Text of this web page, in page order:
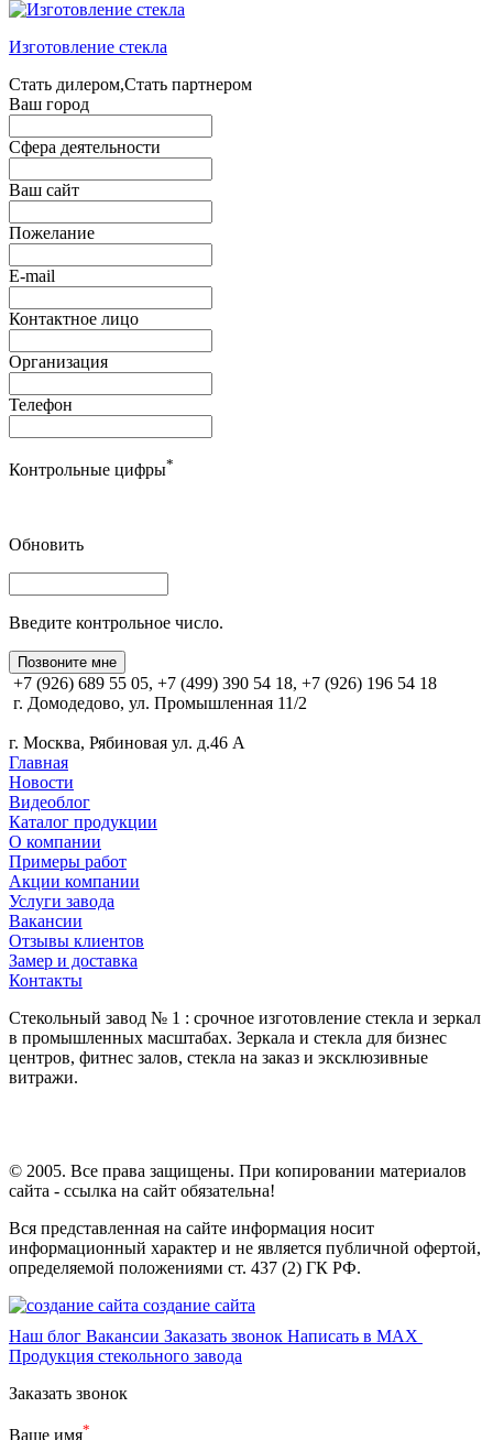
Изготовление стекла
Стать дилером,Стать партнером
Ваш город
Сфера деятельности
Ваш сайт
Пожелание
E-mail
Контактное лицо
Организация
Телефон
Контрольные цифры*
Обновить
Введите контрольное число.
Позвоните мне
+7 (926) 689 55 05, +7 (499) 390 54 18, +7 (926) 196 54 18
г. Домодедово, ул. Промышленная 11/2
г. Москва, Рябиновая ул. д.46 А
Главная
Новости
Видеоблог
Каталог продукции
О компании
Примеры работ
Акции компании
Услуги завода
Вакансии
Отзывы клиентов
Замер и доставка
Контакты
Стекольный завод № 1 : срочное изготовление стекла и зеркал
в промышленных масштабах. Зеркала и стекла для бизнес
центров, фитнес залов, стекла на заказ и эксклюзивные
витражи.
© 2005. Все права защищены. При копировании материалов
сайта - ссылка на сайт обязательна!
Вся представленная на сайте информация носит
информационный характер и не является публичной офертой,
определяемой положениями ст. 437 (2) ГК РФ.
создание сайта
Наш блог Вакансии Заказать звонок Написать в MAX
Продукция стекольного завода
Заказать звонок
Ваше имя*